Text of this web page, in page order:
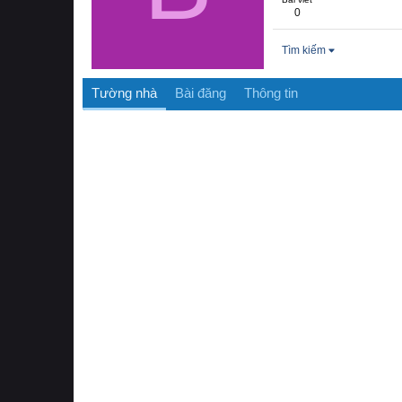
0
Tìm kiếm
Tường nhà Bài đăng Thông tin